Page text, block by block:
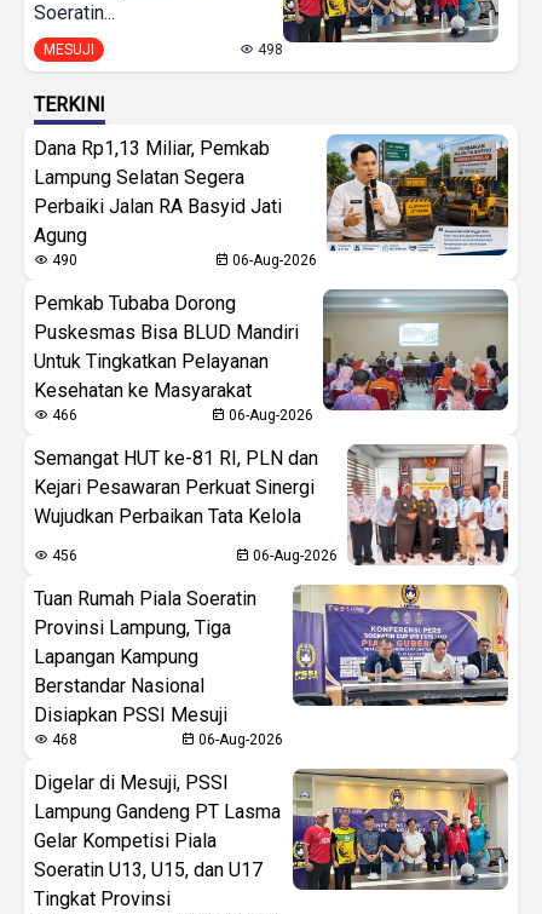
Soeratin...
MESUJI 498
TERKINI
Dana Rp1,13 Miliar, Pemkab
Lampung Selatan Segera
Perbaiki Jalan RA Basyid Jati
Agung
490 06-Aug-2026
Pemkab Tubaba Dorong
Puskesmas Bisa BLUD Mandiri
Untuk Tingkatkan Pelayanan
Kesehatan ke Masyarakat
466 06-Aug-2026
Semangat HUT ke-81 RI, PLN dan
Kejari Pesawaran Perkuat Sinergi
Wujudkan Perbaikan Tata Kelola
456 06-Aug-2026
Tuan Rumah Piala Soeratin
Provinsi Lampung, Tiga
Lapangan Kampung
Berstandar Nasional
Disiapkan PSSI Mesuji
468 06-Aug-2026
Digelar di Mesuji, PSSI
Lampung Gandeng PT Lasma
Gelar Kompetisi Piala
Soeratin U13, U15, dan U17
Tingkat Provinsi